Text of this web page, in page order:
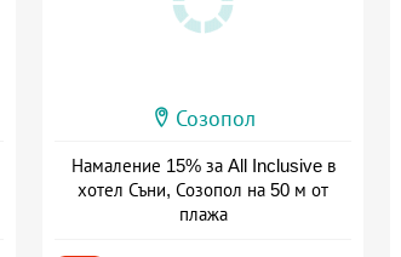
Созопол
Намаление 15% за All Inclusive в
хотел Съни, Созопол на 50 м от
плажа